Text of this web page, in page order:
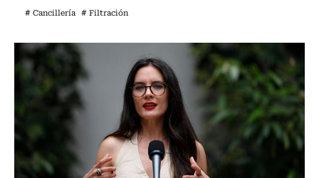
# Cancillería # Filtración